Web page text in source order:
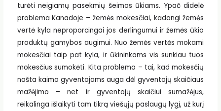
turėti neigiamų pasekmių šeimos ūkiams. Ypač didelė
problema Kanadoje – žemės mokesčiai, kadangi žemės
vertė kyla neproporcingai jos derlingumui ir žemės ūkio
produktų gamybos augimui. Nuo žemės vertės mokami
mokesčiai taip pat kyla, ir ūkininkams vis sunkiau tuos
mokesčius sumokėti. Kita problema – tai, kad mokesčių
našta kaimo gyventojams auga dėl gyventojų skaičiaus
mažėjimo – net ir gyventojų skaičiui sumažėjus,
reikalinga išlaikyti tam tikrą viešųjų paslaugų lygį, už kurį